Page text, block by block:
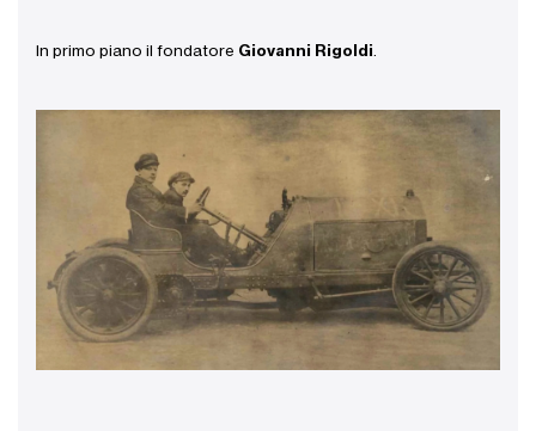
In primo piano il fondatore Giovanni Rigoldi